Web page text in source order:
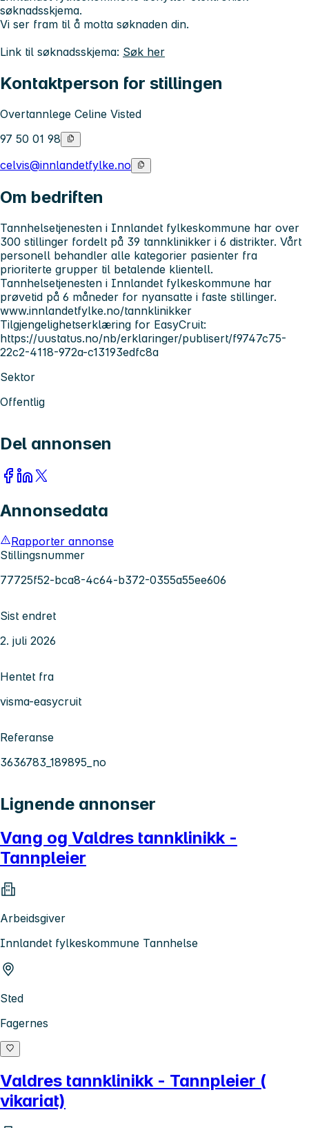
søknadsskjema.
Vi ser fram til å motta søknaden din.
Link til søknadsskjema: Søk her
Kontaktperson for stillingen
Overtannlege Celine Visted
97 50 01 98
celvis@innlandetfylke.no
Om bedriften
Tannhelsetjenesten i Innlandet fylkeskommune har over
300 stillinger fordelt på 39 tannklinikker i 6 distrikter. Vårt
personell behandler alle kategorier pasienter fra
prioriterte grupper til betalende klientell.
Tannhelsetjenesten i Innlandet fylkeskommune har
prøvetid på 6 måneder for nyansatte i faste stillinger.
www.innlandetfylke.no/tannklinikker
Tilgjengelighetserklæring for EasyCruit:
https://uustatus.no/nb/erklaringer/publisert/f9747c75-
22c2-4118-972a-c13193edfc8a
Sektor
Offentlig
Del annonsen
Annonsedata
Rapporter annonse
Stillingsnummer
77725f52-bca8-4c64-b372-0355a55ee606
Sist endret
2. juli 2026
Hentet fra
visma-easycruit
Referanse
3636783_189895_no
Lignende annonser
Vang og Valdres tannklinikk -
Tannpleier
Arbeidsgiver
Innlandet fylkeskommune Tannhelse
Sted
Fagernes
Valdres tannklinikk - Tannpleier (
vikariat)